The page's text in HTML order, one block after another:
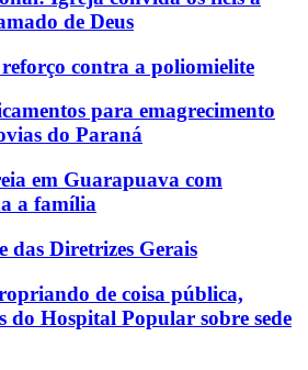
de Deus
contra a poliomielite
para emagrecimento
do Paraná
em Guarapuava com
a família
das Diretrizes Gerais
de coisa pública,
do Hospital Popular sobre sede